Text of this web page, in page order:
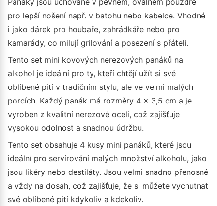
pro lepší nošení např. v batohu nebo kabelce. Vhodné
i jako dárek pro houbaře, zahrádkáře nebo pro
kamarády, co milují grilování a posezení s přáteli.
Tento set mini kovových nerezových panáků na
alkohol je ideální pro ty, kteří chtějí užít si své
oblíbené pití v tradičním stylu, ale ve velmi malých
porcích. Každý panák má rozměry 4 x 3,5 cm a je
vyroben z kvalitní nerezové oceli, což zajišťuje
vysokou odolnost a snadnou údržbu.
Tento set obsahuje 4 kusy mini panáků, které jsou
ideální pro servírování malých množství alkoholu, jako
jsou likéry nebo destiláty. Jsou velmi snadno přenosné
a vždy na dosah, což zajišťuje, že si můžete vychutnat
své oblíbené pití kdykoliv a kdekoliv.